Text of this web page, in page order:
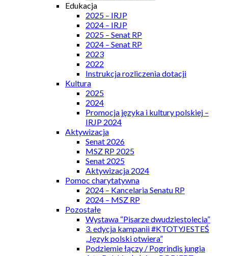
Edukacja
2025 – IRJP
2024 – IRJP
2025 – Senat RP
2024 – Senat RP
2023
2022
Instrukcja rozliczenia dotacji
Kultura
2025
2024
Promocja języka i kultury polskiej –
IRJP 2024
Aktywizacja
Senat 2026
MSZ RP 2025
Senat 2025
Aktywizacja 2024
Pomoc charytatywna
2024 – Kancelaria Senatu RP
2024 – MSZ RP
Pozostałe
Wystawa “Pisarze dwudziestolecia”
3. edycja kampanii #KTOTYJESTEŚ
„Język polski otwiera”
Podziemie łączy / Pogrindis jungia